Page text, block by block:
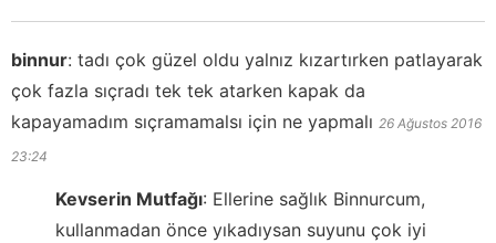
binnur: tadı çok güzel oldu yalnız kızartırken patlayarak
çok fazla sıçradı tek tek atarken kapak da
kapayamadım sıçramamalsı için ne yapmalı 26 Ağustos 2016
23:24
Kevserin Mutfağı: Ellerine sağlık Binnurcum,
kullanmadan önce yıkadıysan suyunu çok iyi